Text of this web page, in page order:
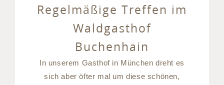
Regelmäßige Treffen im
Waldgasthof
Buchenhain
In unserem Gasthof in München dreht es
sich aber öfter mal um diese schönen,